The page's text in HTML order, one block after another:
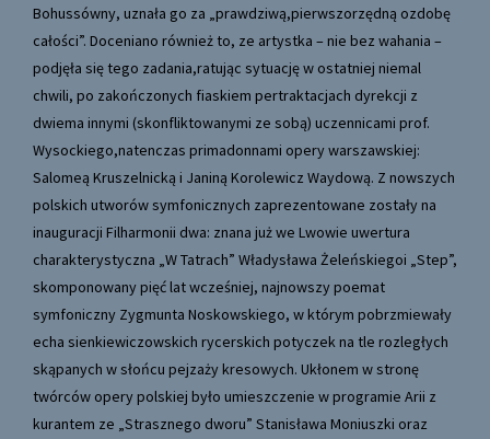
Bohussówny, uznała go za „prawdziwą,pierwszorzędną ozdobę
całości”. Doceniano również to, ze artystka – nie bez wahania –
podjęła się tego zadania,ratując sytuację w ostatniej niemal
chwili, po zakończonych fiaskiem pertraktacjach dyrekcji z
dwiema innymi (skonfliktowanymi ze sobą) uczennicami prof.
Wysockiego,natenczas primadonnami opery warszawskiej:
Salomeą Kruszelnicką i Janiną Korolewicz Waydową. Z nowszych
polskich utworów symfonicznych zaprezentowane zostały na
inauguracji Filharmonii dwa: znana już we Lwowie uwertura
charakterystyczna „W Tatrach” Władysława Żeleńskiegoi „Step”,
skomponowany pięć lat wcześniej, najnowszy poemat
symfoniczny Zygmunta Noskowskiego, w którym pobrzmiewały
echa sienkiewiczowskich rycerskich potyczek na tle rozległych
skąpanych w słońcu pejzaży kresowych. Ukłonem w stronę
twórców opery polskiej było umieszczenie w programie Arii z
kurantem ze „Strasznego dworu” Stanisława Moniuszki oraz